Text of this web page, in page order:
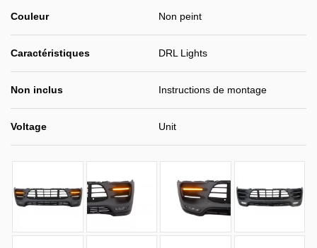
Couleur Non peint
Caractéristiques DRL Lights
Non inclus Instructions de montage
Voltage Unit